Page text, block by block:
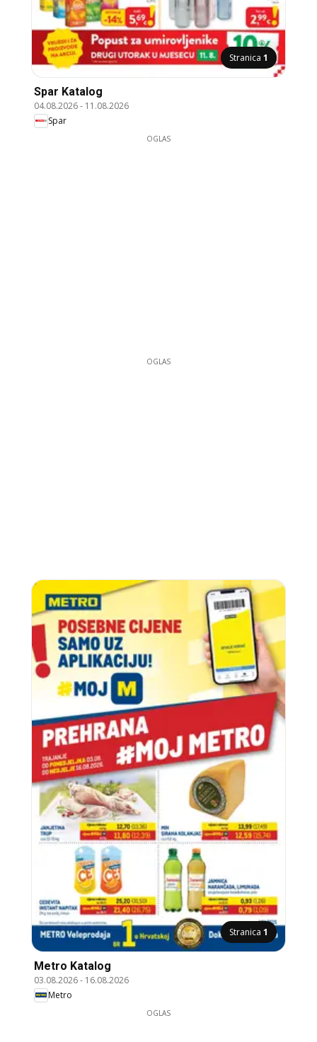
Stranica 1
Spar Katalog
04.08.2026- 11.08.2026
Spar
OGLAS
OGLAS
Stranica 1
Metro Katalog
03.08.2026- 16.08.2026
Metro
OGLAS